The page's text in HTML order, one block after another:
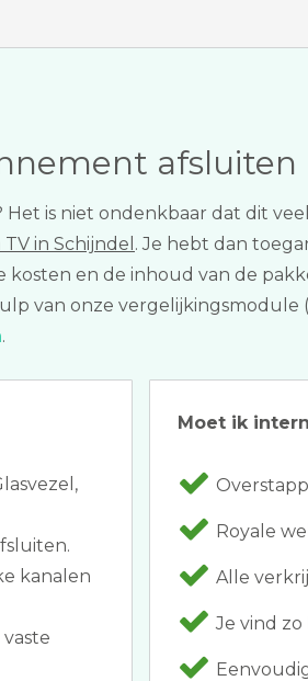
afsluiten
is niet ondenkbaar dat dit
in Schijndel . Je hebt dan
kosten en de inhoud van de
van onze
.
kanalen
Moet ik
Royale
Alle
Je vind